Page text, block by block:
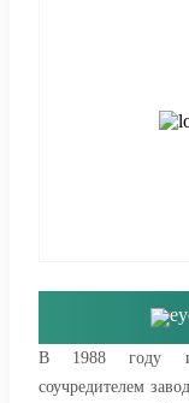
В 1988 году
соучредителем